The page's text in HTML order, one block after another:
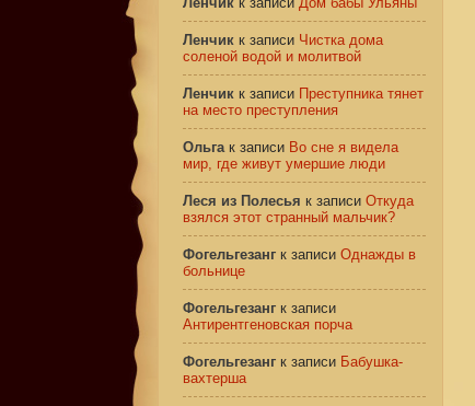
Ленчик к записи Чистка дома
соленой водой и молитвой
Ленчик к записи Преступника тянет
на место преступления
Ольгак записи Во сне я видела
мир, где живут умершие люди
Леся из Полесья к записи Откуда
взялся этот странный мальчик?
Фогельгезанг к записи Однажды в
больнице
Фогельгезанг к записи
Антирентгеновская порча
Фогельгезанг к записи Бабушка-
вахтерша